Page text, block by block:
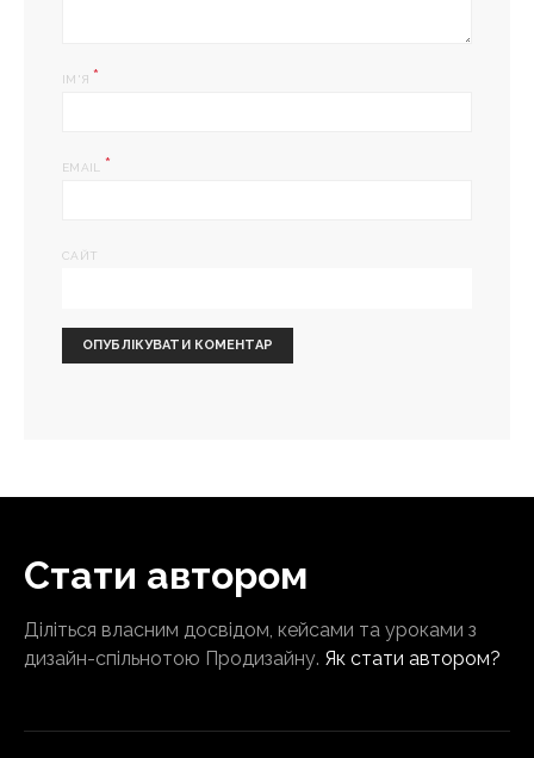
ІМ'Я *
EMAIL *
САЙТ
Стати автором
Діліться власним досвідом, кейсами та уроками з
дизайн-спільнотою Продизайну. Як стати автором?